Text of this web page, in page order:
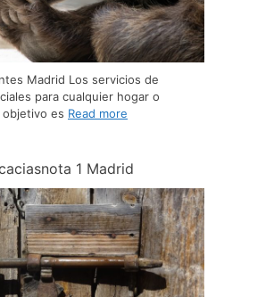
Madrid Los servicios de
para cualquier hogar o
es Read more
1​ Madrid